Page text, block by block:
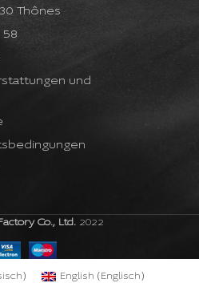
Thônes
58
und
Co., Ltd. 2022
) English ( Englisch )